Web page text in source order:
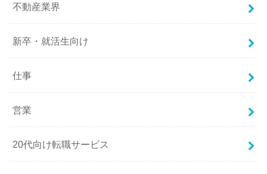
不動産業界
新卒・就活生向け
仕事
営業
20代向け転職サービス